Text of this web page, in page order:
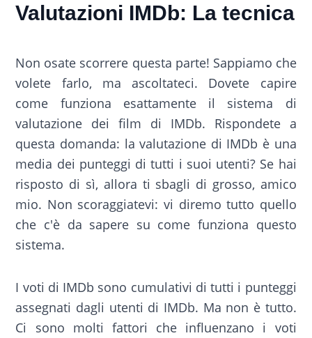
Valutazioni IMDb: La tecnica
Non osate scorrere questa parte! Sappiamo che
volete farlo, ma ascoltateci. Dovete capire
come funziona esattamente il sistema di
valutazione dei film di IMDb. Rispondete a
questa domanda: la valutazione di IMDb è una
media dei punteggi di tutti i suoi utenti? Se hai
risposto di sì, allora ti sbagli di grosso, amico
mio. Non scoraggiatevi: vi diremo tutto quello
che c'è da sapere su come funziona questo
sistema.
I voti di IMDb sono cumulativi di tutti i punteggi
assegnati dagli utenti di IMDb. Ma non è tutto.
Ci sono molti fattori che influenzano i voti